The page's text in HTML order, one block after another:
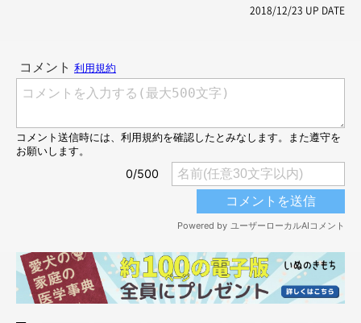
2018/12/23 UP DATE